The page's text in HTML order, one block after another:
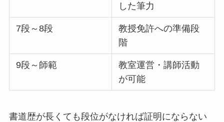
した筆力
7段～8段
教授免許への準備段
階
9段～師範
教室運営・講師活動
が可能
書道歴が長くても段位がなければ証明にならない